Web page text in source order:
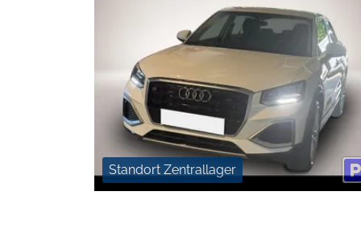
Standort Zentrallager